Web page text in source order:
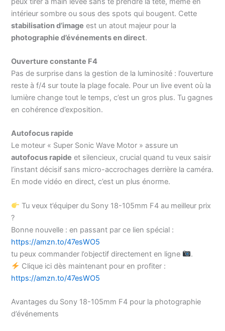
intérieur sombre ou sous des spots qui bougent. Cette
stabilisation d’image est un atout majeur pour la
photographie d’événements en direct.
Ouverture constante F4
Pas de surprise dans la gestion de la luminosité : l’ouverture
reste à f/4 sur toute la plage focale. Pour un live event où la
lumière change tout le temps, c’est un gros plus. Tu gagnes
en cohérence d’exposition.
Autofocus rapide
Le moteur « Super Sonic Wave Motor » assure un
autofocus rapide et silencieux, crucial quand tu veux saisir
l’instant décisif sans micro-accrochages derrière la caméra.
En mode vidéo en direct, c’est un plus énorme.
Tu veux t’équiper du Sony 18-105mm F4 au meilleur prix
?
Bonne nouvelle : en passant par ce lien spécial :
https://amzn.to/47esWO5
tu peux commander l’objectif directement en ligne
.
Clique ici dès maintenant pour en profiter :
https://amzn.to/47esWO5
Avantages du Sony 18-105mm F4 pour la photographie
d’événements